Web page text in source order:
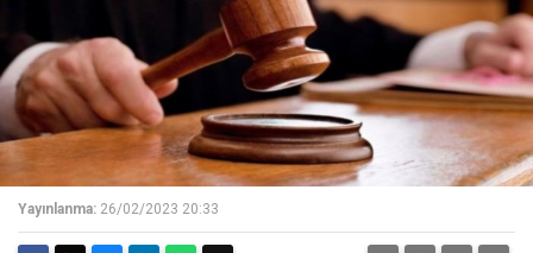
Yayınlanma: 26/02/2023 20:33